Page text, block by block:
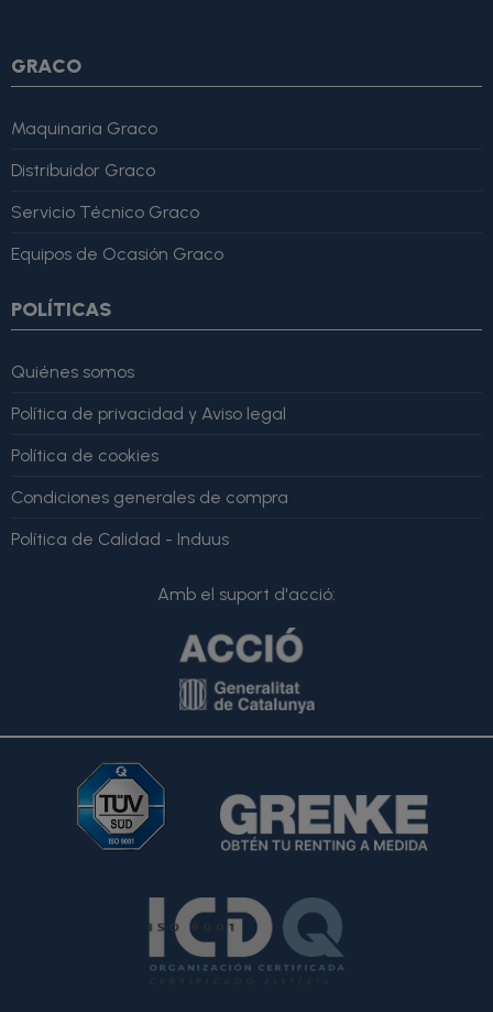
GRACO
Maquinaria Graco
Distribuidor Graco
Servicio Técnico Graco
Equipos de Ocasión Graco
POLÍTICAS
Quiénes somos
Política de privacidad y Aviso legal
Política de cookies
Condiciones generales de compra
Política de Calidad - Induus
Amb el suport d'acció: